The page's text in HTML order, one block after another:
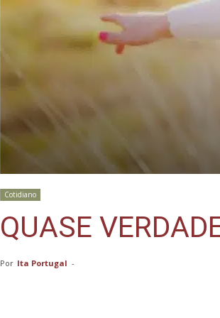
Cotidiano
QUASE
Por Ita Portugal -